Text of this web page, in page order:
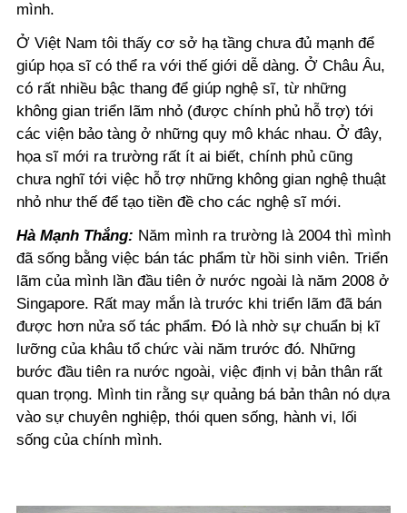
mình.
Ở Việt Nam tôi thấy cơ sở hạ tầng chưa đủ mạnh để
giúp họa sĩ có thể ra với thế giới dễ dàng. Ở Châu Âu,
có rất nhiều bậc thang để giúp nghệ sĩ, từ những
không gian triển lãm nhỏ (được chính phủ hỗ trợ) tới
các viện bảo tàng ở những quy mô khác nhau. Ở đây,
họa sĩ mới ra trường rất ít ai biết, chính phủ cũng
chưa nghĩ tới việc hỗ trợ những không gian nghệ thuật
nhỏ như thế để tạo tiền đề cho các nghệ sĩ mới.
Hà Mạnh Thắng: Năm mình ra trường là 2004 thì mình
đã sống bằng việc bán tác phẩm từ hồi sinh viên. Triển
lãm của mình lần đầu tiên ở nước ngoài là năm 2008 ở
Singapore. Rất may mắn là trước khi triển lãm đã bán
được hơn nửa số tác phẩm. Đó là nhờ sự chuẩn bị kĩ
lưỡng của khâu tổ chức vài năm trước đó. Những
bước đầu tiên ra nước ngoài, việc định vị bản thân rất
quan trọng. Mình tin rằng sự quảng bá bản thân nó dựa
vào sự chuyên nghiệp, thói quen sống, hành vi, lối
sống của chính mình.